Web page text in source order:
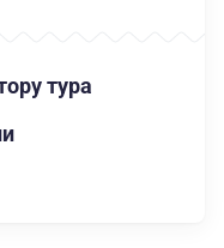
тура